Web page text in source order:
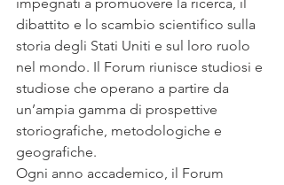
dibattito e lo scambio scientifico sulla
storia degli Stati Uniti e sul loro ruolo
nel mondo. Il Forum riunisce studiosi e
studiose che operano a partire da
un’ampia gamma di prospettive
storiografiche, metodologiche e
geografiche.
Ogni anno accademico, il Forum